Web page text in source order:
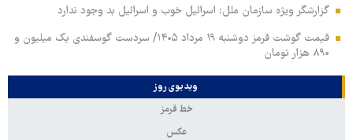
گزارشگر ویژه سازمان ملل: اسرائیل خوب و اسرائیل بد وجود ندارد
قیمت گوشت قرمز دوشنبه ۱۹ مرداد ۱۴۰۵/ سردست گوسفندی یک میلیون و
۸۹۰ هزار تومان
ویدیوی روز
خط قرمز
عکس